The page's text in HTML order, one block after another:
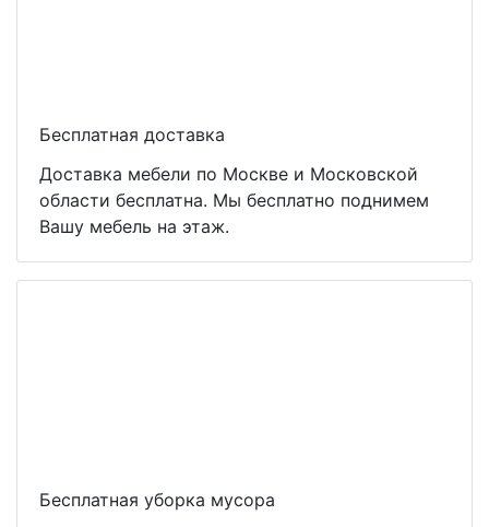
Бесплатная доставка
Доставка мебели по Москве и Московской
области бесплатна. Мы бесплатно поднимем
Вашу мебель на этаж.
Бесплатная уборка мусора